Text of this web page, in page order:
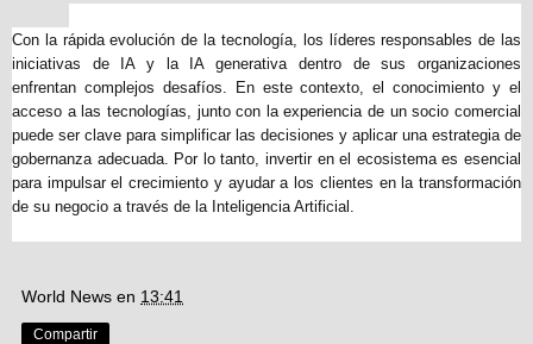
Con la rápida evolución de la tecnología, los líderes responsables de las
iniciativas de IA y la IA generativa dentro de sus organizaciones
enfrentan complejos desafíos. En este contexto, el conocimiento y el
acceso a las tecnologías, junto con la experiencia de un socio comercial
puede ser clave para simplificar las decisiones y aplicar una estrategia de
gobernanza adecuada. Por lo tanto, invertir en el ecosistema es esencial
para impulsar el crecimiento y ayudar a los clientes en la transformación
de su negocio a través de la Inteligencia Artificial.
World News en 13:41
Compartir